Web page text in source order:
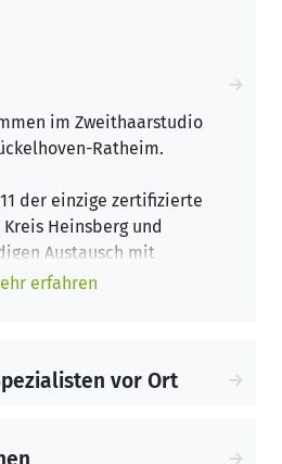
im Zweithaarstudio
Ratheim.
der einzige zertifizierte
Heinsberg und
Austausch mit
Wir sind
Arztes für einen
erfahren
vor Ort